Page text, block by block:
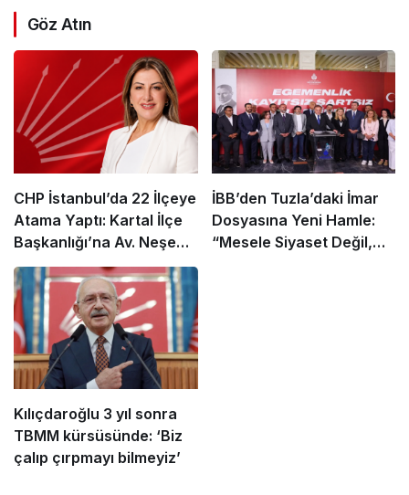
Göz Atın
CHP İstanbul’da 22 İlçeye
Atama Yaptı: Kartal İlçe
Başkanlığı’na Av. Neşe
Büklü Getirildi
İBB’den Tuzla’daki İmar
Dosyasına Yeni Hamle:
“Mesele Siyaset Değil,
Kılıçdaroğlu 3 yıl sonra
TBMM kürsüsünde: ‘Biz
çalıp çırpmayı bilmeyiz’